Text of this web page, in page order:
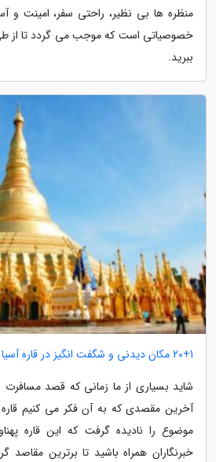
منظره ها بی نظیر، راحتی سفر، امینت و
خصوصیاتی است که موجب می گردد تا از
ببرید.
20+1 مکان دیدنی و شگفت انگیز در قاره آسیا (قسمت دوم)
شاید بسیاری از ما زمانی که قصد مسافرت
آخرین مقصدی که به آن فکر می کنیم قاره
موضوع را نادیده گرفت که این قاره
خبرنگاران همراه باشید تا برترین مقاصد